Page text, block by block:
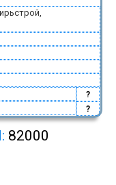
?
?
82000